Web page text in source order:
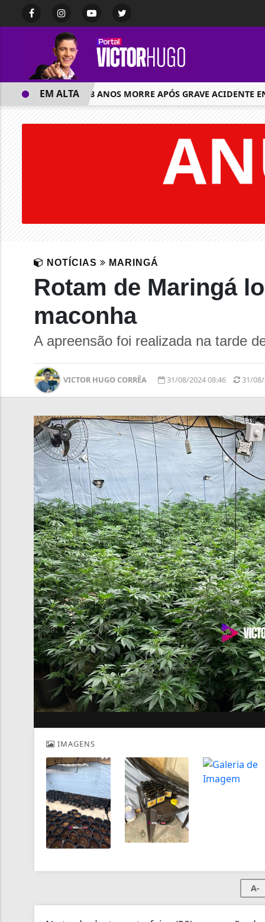
JOVEM DE 18 ANOS MORRE APÓS GRAVE ACIDENTE
EM ALTA
NOTÍCIAS MARINGÁ
Rotam de Maringá
maconha
A apreensão foi realizada na tarde
VICTOR HUGO CORRÊA 31/08/2024 08:46 31/
IMAGENS
A-